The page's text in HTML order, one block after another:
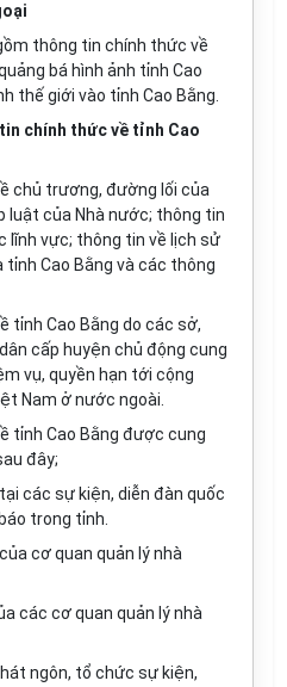
thông tin chính thức về
bá hình ảnh tỉnh Cao
thế giới vào tỉnh Cao Bằng.
chính thức về tỉnh Cao
chủ trương, đường lối của
uật của Nhà nước; thông tin
lĩnh vực; thông tin về lịch sử
Cao Bằng và các thông
tỉnh Cao Bằng do các sở,
cấp huyện chủ động cung
vụ, quyền hạn tới cộng
Nam ở nước ngoài.
tỉnh Cao Bằng được cung
đây;
các sự kiện, diễn đàn quốc
trong tỉnh.
cơquan quản lý nhà
các cơ quan quản lý nhà
ngôn, tổ chức sự kiện,